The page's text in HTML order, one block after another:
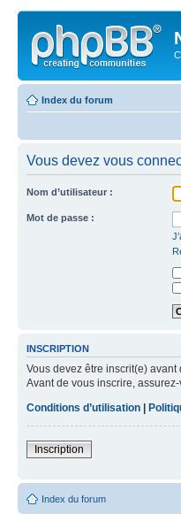
Index du forum
Vous devez vous
Nom d’utilisateur :
Mot de passe :
INSCRIPTION
Vous devez être inscrit(e)
Avant de vous inscrire,
Conditions d’utilisation
Inscription
Index du forum